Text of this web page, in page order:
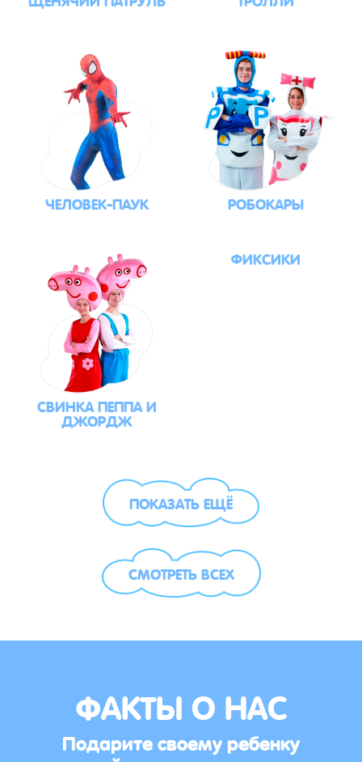
ЧЕЛОВЕК-ПАУК РОБОКАРЫ
СВИНКА ПЕППА И
ДЖОРДЖ
ФИКСИКИ
ПОКАЗАТЬ ЕЩЁ
СМОТРЕТЬ ВСЕХ
ФАКТЫ О НАС
Подарите своему ребенку